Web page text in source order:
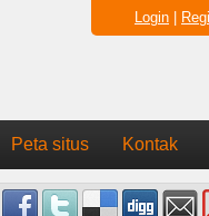
Login
Peta situs Kontak